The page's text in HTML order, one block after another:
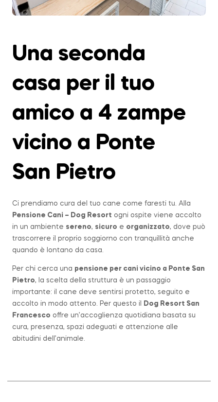
Una seconda
casa per il tuo
amico a 4 zampe
vicino a Ponte
San Pietro
Ci prendiamo cura del tuo cane come faresti tu. Alla
Pensione Cani – Dog Resort ogni ospite viene accolto
in un ambiente sereno, sicuro e organizzato, dove può
trascorrere il proprio soggiorno con tranquillità anche
quando è lontano da casa.
Per chi cerca una pensione per cani vicino a Ponte San
Pietro, la scelta della struttura è un passaggio
importante: il cane deve sentirsi protetto, seguito e
accolto in modo attento. Per questo il
Dog Resort San
Francesco offre un’accoglienza quotidiana basata su
cura, presenza, spazi adeguati e attenzione alle
abitudini dell’animale.